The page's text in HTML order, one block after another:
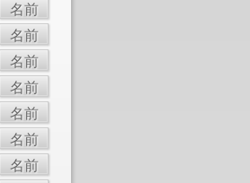
名前
名前
名前
名前
名前
名前
名前